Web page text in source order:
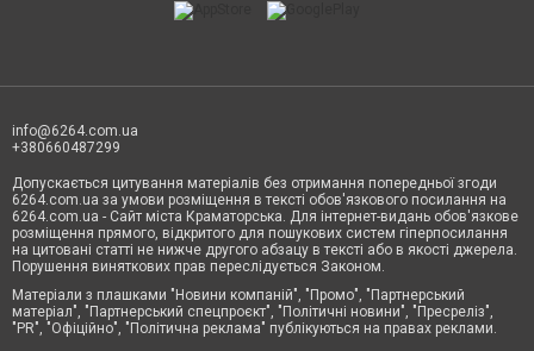
info@6264.com.ua
+380660487299
Допускається цитування матеріалів без отримання попередньої згоди
6264.com.ua за умови розміщення в тексті обов'язкового посилання на
6264.com.ua - Сайт міста Краматорська. Для інтернет-видань обов'язкове
розміщення прямого, відкритого для пошукових систем гіперпосилання
на цитовані статті не нижче другого абзацу в тексті або в якості джерела.
Порушення виняткових прав переслідується Законом.
Матеріали з плашками "Новини компаній", "Промо", "Партнерський
матеріал", "Партнерський спецпроєкт", "Політичні новини", "Пресреліз",
"PR", "Офіційно", "Політична реклама" публікуються на правах реклами.